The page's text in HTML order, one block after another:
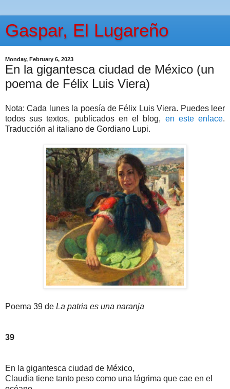
Gaspar, El Lugareño
Monday, February 6, 2023
En la gigantesca ciudad de México (un
poema de Félix Luis Viera)
Nota: Cada lunes la poesía de Félix Luis Viera. Puedes leer
todos sus textos, publicados en el blog, en este enlace.
Traducción al italiano de Gordiano Lupi.
Poema 39 de La patria es una naranja
39
En la gigantesca ciudad de México,
Claudia tiene tanto peso como una lágrima que cae en el